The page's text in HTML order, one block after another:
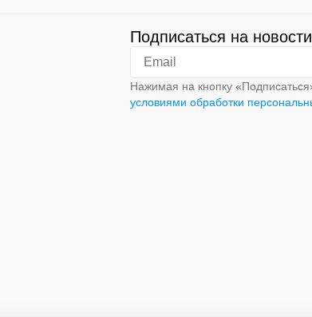
Подписаться на новости
Нажимая на кнопку
условиями обработки